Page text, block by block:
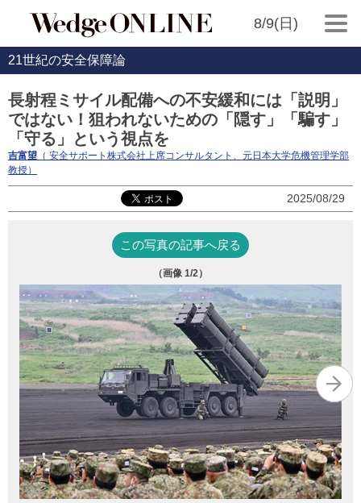
8/9(日)
21世紀の安全保障論
長射程ミサイル配備への不安緩和には「説明」
ではない！狙われないための「隠す」「騙す」
「守る」という視点を
吉富望 （ 安全サポート株式会社上席コンサルタント、元日本大学危機管理学部
教授）
2025/08/29
この写真の記事へ戻る
（画像 1/2）